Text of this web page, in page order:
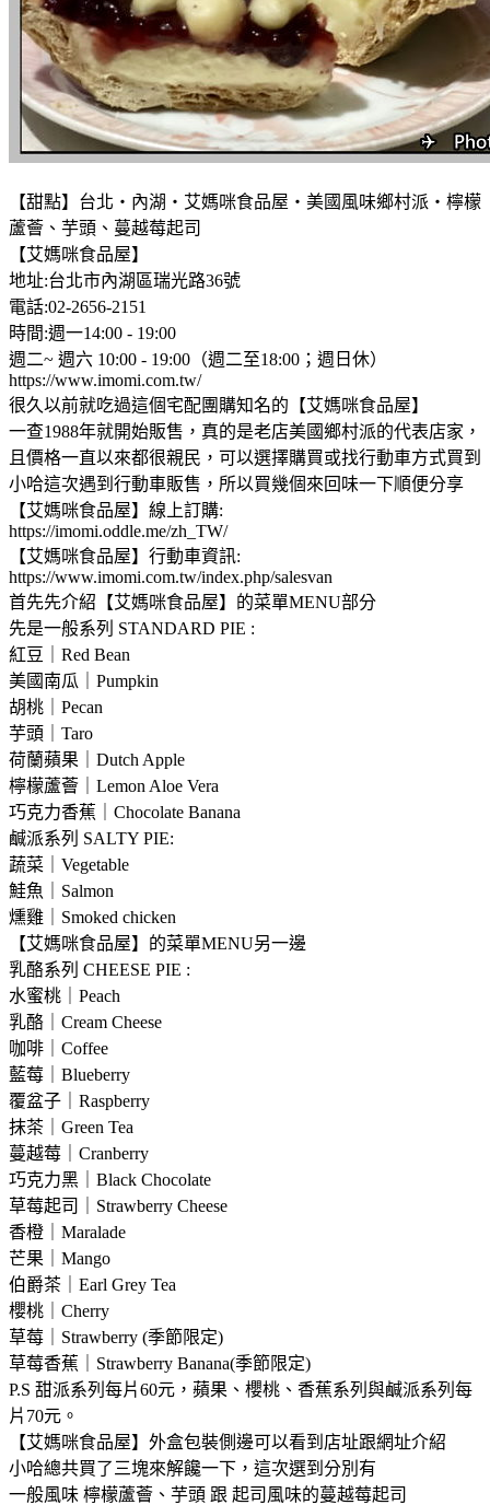
【甜點】台北‧內湖‧艾媽咪食品屋‧美國風味鄉村派‧檸檬
蘆薈、芋頭、蔓越莓起司
【艾媽咪食品屋】
地址:台北市內湖區瑞光路36號
電話:02-2656-2151
時間:週一14:00 - 19:00
週二~ 週六 10:00 - 19:00（週二至18:00；週日休）
https://www.imomi.com.tw/
很久以前就吃過這個宅配團購知名的【艾媽咪食品屋】
一查1988年就開始販售，真的是老店美國鄉村派的代表店家，
且價格一直以來都很親民，可以選擇購買或找行動車方式買到
小哈這次遇到行動車販售，所以買幾個來回味一下順便分享
【艾媽咪食品屋】線上訂購:
https://imomi.oddle.me/zh_TW/
【艾媽咪食品屋】行動車資訊:
https://www.imomi.com.tw/index.php/salesvan
首先先介紹【艾媽咪食品屋】的菜單MENU部分
先是一般系列 STANDARD PIE :
紅豆｜Red Bean
美國南瓜｜Pumpkin
胡桃｜Pecan
芋頭｜Taro
荷蘭蘋果｜Dutch Apple
檸檬蘆薈｜Lemon Aloe Vera
巧克力香蕉｜Chocolate Banana
鹹派系列 SALTY PIE:
蔬菜｜Vegetable
鮭魚｜Salmon
燻雞｜Smoked chicken
【艾媽咪食品屋】的菜單MENU另一邊
乳酪系列 CHEESE PIE :
水蜜桃｜Peach
乳酪｜Cream Cheese
咖啡｜Coffee
藍莓｜Blueberry
覆盆子｜Raspberry
抹茶｜Green Tea
蔓越莓｜Cranberry
巧克力黑｜Black Chocolate
草莓起司｜Strawberry Cheese
香橙｜Maralade
芒果｜Mango
伯爵茶｜Earl Grey Tea
櫻桃｜Cherry
草莓｜Strawberry (季節限定)
草莓香蕉｜Strawberry Banana(季節限定)
P.S 甜派系列每片60元，蘋果、櫻桃、香蕉系列與鹹派系列每
片70元。
【艾媽咪食品屋】外盒包裝側邊可以看到店址跟網址介紹
小哈總共買了三塊來解饞一下，這次選到分別有
一般風味 檸檬蘆薈、芋頭 跟 起司風味的蔓越莓起司